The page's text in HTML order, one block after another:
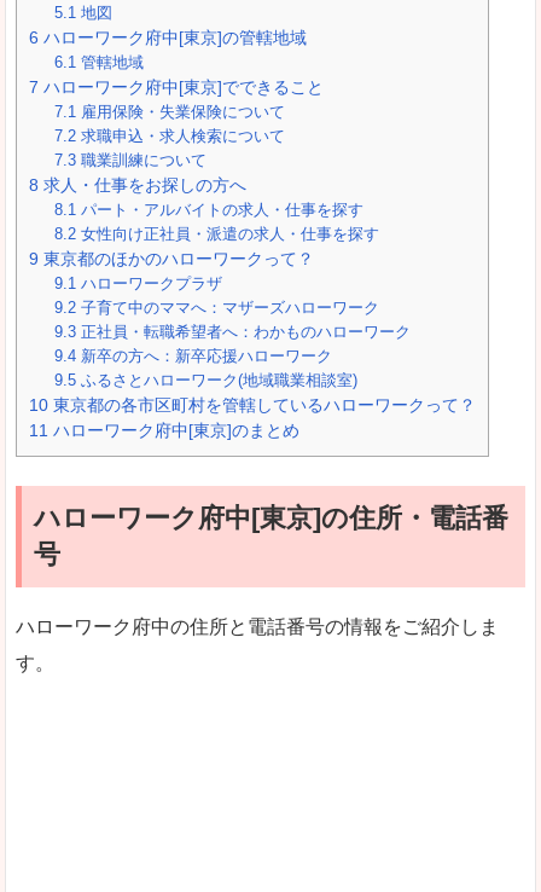
5.1 地図
6 ハローワーク府中[東京]の管轄地域
6.1 管轄地域
7 ハローワーク府中[東京]でできること
7.1 雇用保険・失業保険について
7.2 求職申込・求人検索について
7.3 職業訓練について
8 求人・仕事をお探しの方へ
8.1 パート・アルバイトの求人・仕事を探す
8.2 女性向け正社員・派遣の求人・仕事を探す
9 東京都のほかのハローワークって？
9.1 ハローワークプラザ
9.2 子育て中のママへ：マザーズハローワーク
9.3 正社員・転職希望者へ：わかものハローワーク
9.4 新卒の方へ：新卒応援ハローワーク
9.5 ふるさとハローワーク(地域職業相談室)
10 東京都の各市区町村を管轄しているハローワークって？
11 ハローワーク府中[東京]のまとめ
ハローワーク府中[東京]の住所・電話番
号
ハローワーク府中の住所と電話番号の情報をご紹介しま
す。